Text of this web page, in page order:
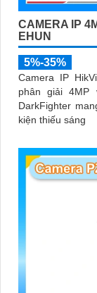
CAMERA IP
EHUN
5%-35%
Camera IP
phân giải 4MP
DarkFighter
kiện thiếu sáng